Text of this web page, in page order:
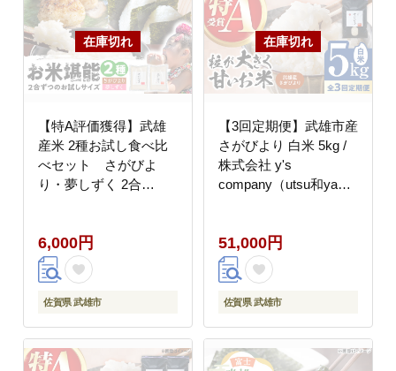
【特A評価獲得】武雄
産米 2種お試し食べ比
べセット さがびよ
り・夢しずく 2合
ya） [UDX022] 白米 お
米
6,000円
佐賀県 武雄市
【3回定期便】武雄市産
さがびより 白米 5kg /
株式会社 y's
company（utsu和ya）
51,000円
佐賀県 武雄市